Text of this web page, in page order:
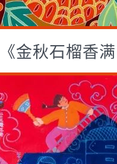
《金秋石榴香